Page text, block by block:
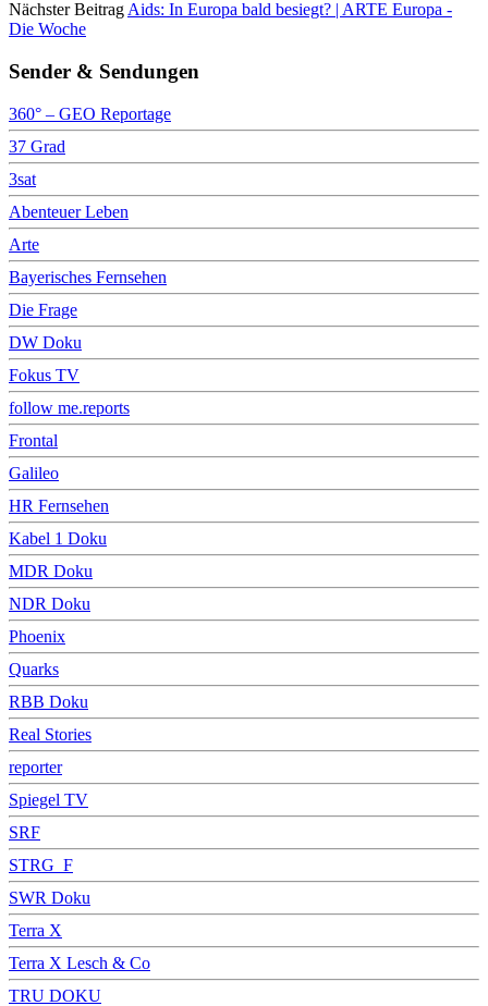
Nächster Beitrag Aids: In Europa bald besiegt? | ARTE Europa -
Die Woche
Sender & Sendungen
360° – GEO Reportage
37 Grad
3sat
Abenteuer Leben
Arte
Bayerisches Fernsehen
Die Frage
DW Doku
Fokus TV
follow me.reports
Frontal
Galileo
HR Fernsehen
Kabel 1 Doku
MDR Doku
NDR Doku
Phoenix
Quarks
RBB Doku
Real Stories
reporter
Spiegel TV
SRF
STRG_F
SWR Doku
Terra X
Terra X Lesch & Co
TRU DOKU